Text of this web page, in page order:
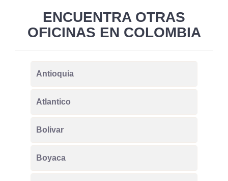
ENCUENTRA OTRAS
OFICINAS EN COLOMBIA
Antioquia
Atlantico
Bolivar
Boyaca